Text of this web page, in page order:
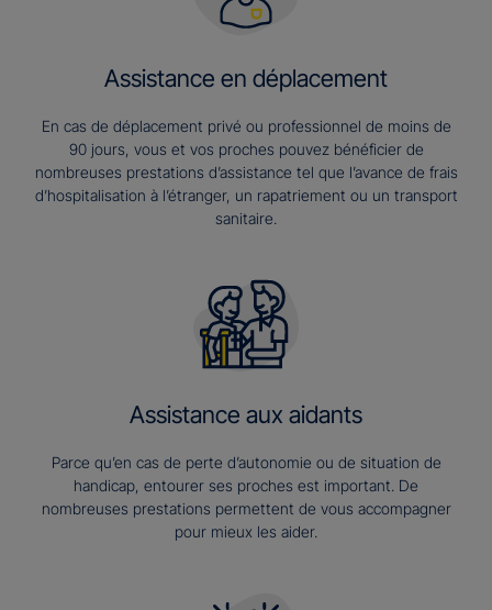
Assistance en déplacement
En cas de déplacement privé ou professionnel de moins de
90 jours, vous et vos proches pouvez bénéficier de
nombreuses prestations d’assistance tel que l’avance de frais
d’hospitalisation à l’étranger, un rapatriement ou un transport
sanitaire.
Assistance aux aidants
Parce qu’en cas de perte d’autonomie ou de situation de
handicap, entourer ses proches est important. De
nombreuses prestations permettent de vous accompagner
pour mieux les aider.